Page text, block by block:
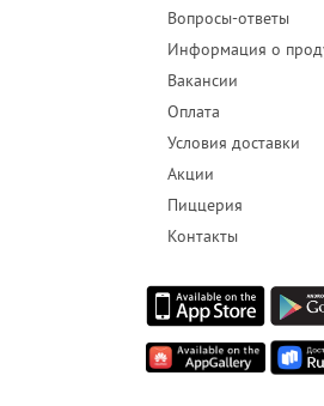
Вопросы-ответы
Информация о
Вакансии
Оплата
Условия доставки
Акции
Пиццерия
Контакты